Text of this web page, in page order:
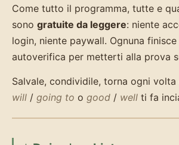
Come tutto il programma, tutte e
sono gratuite da leggere: niente
login, niente paywall. Ognuna
autoverifica per metterti alla prova
Salvale, condividile, torna ogni volta
will / going to o good / well ti fa